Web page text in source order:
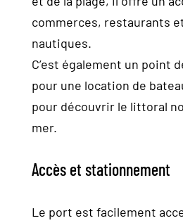
commerces, restaurants
nautiques.
C’est également un point
pour une location de
pour découvrir le littoral
mer.
Accès et stationnement
Le port est facilement